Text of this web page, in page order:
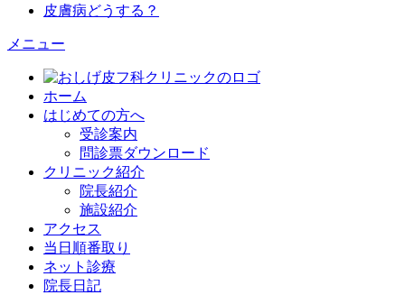
皮膚病どうする？
メニュー
ホーム
はじめての方へ
受診案内
問診票ダウンロード
クリニック紹介
院長紹介
施設紹介
アクセス
当日順番取り
ネット診療
院長日記